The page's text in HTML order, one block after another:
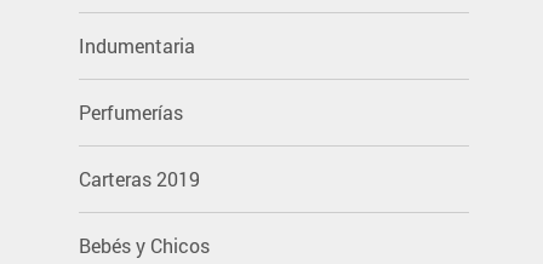
Indumentaria
Perfumerías
Carteras 2019
Bebés y Chicos